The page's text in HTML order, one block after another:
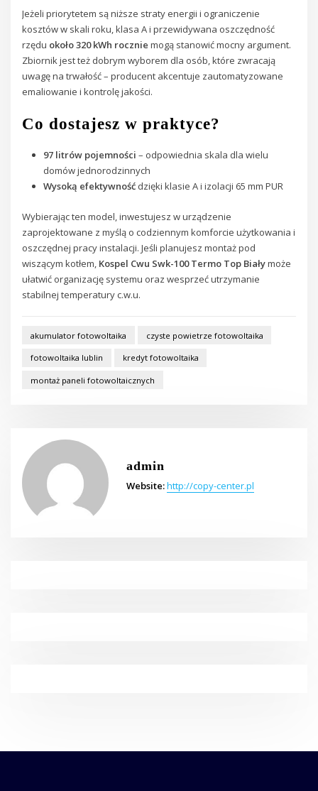
Jeżeli priorytetem są niższe straty energii i ograniczenie
kosztów w skali roku, klasa A i przewidywana oszczędność
rzędu około 320 kWh rocznie mogą stanowić mocny argument.
Zbiornik jest też dobrym wyborem dla osób, które zwracają
uwagę na trwałość – producent akcentuje zautomatyzowane
emaliowanie i kontrolę jakości.
Co dostajesz w praktyce?
97 litrów pojemności – odpowiednia skala dla wielu
domów jednorodzinnych
Wysoką efektywnośćdzięki klasie A i izolacji 65 mm PUR
Wybierając ten model, inwestujesz w urządzenie
zaprojektowane z myślą o codziennym komforcie użytkowania i
oszczędnej pracy instalacji. Jeśli planujesz montaż pod
wiszącym kotłem, Kospel Cwu Swk-100 Termo Top Białymoże
ułatwić organizację systemu oraz wesprzeć utrzymanie
stabilnej temperatury c.w.u.
akumulator fotowoltaika czyste powietrze fotowoltaika
fotowoltaika lublin kredyt fotowoltaika
montaż paneli fotowoltaicznych
admin
Website:http://copy-center.pl